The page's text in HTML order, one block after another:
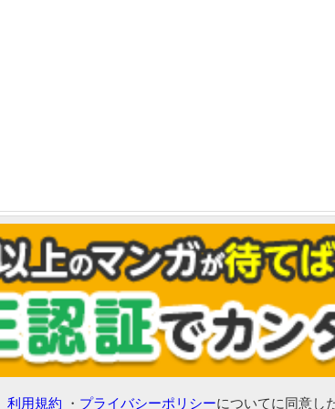
利用規約 ・ プライバシーポリシーについてに同意し